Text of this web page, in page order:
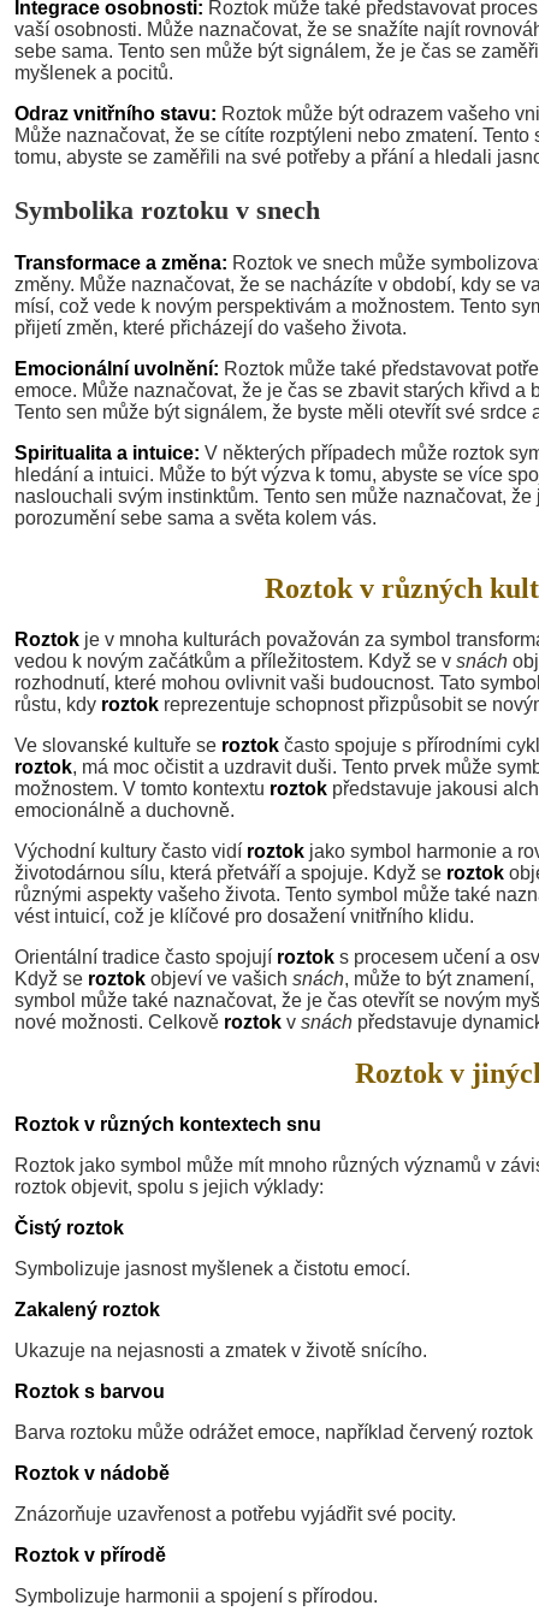
Integrace osobnosti: Roztok může také představovat
vaší osobnosti. Může naznačovat, že se snažíte najít
sebe sama. Tento sen může být signálem, že je čas se
myšlenek a pocitů.
Odraz vnitřního stavu: Roztok může být odrazem vašeho
Může naznačovat, že se cítíte rozptýleni nebo zmatení. Tento
tomu, abyste se zaměřili na své potřeby a přání a hledali
Symbolika roztoku v snech
Transformace a změna: Roztok ve snech může
změny. Může naznačovat, že se nacházíte v období, kdy se
mísí, což vede k novým perspektivám a možnostem. Tento
přijetí změn, které přicházejí do vašeho života.
Emocionální uvolnění: Roztok může také představovat
emoce. Může naznačovat, že je čas se zbavit starých křivd a
Tento sen může být signálem, že byste měli otevřít své srdce
Spiritualita a intuice: V některých případech může roztok
hledání a intuici. Může to být výzva k tomu, abyste se více
naslouchali svým instinktům. Tento sen může naznačovat,
porozumění sebe sama a světa kolem vás.
Roztok v různých
Roztok je v mnoha kulturách považován za symbol
vedou k novým začátkům a příležitostem. Když se v snách
rozhodnutí, které mohou ovlivnit vaši budoucnost. Tato
růstu, kdy roztok reprezentuje schopnost přizpůsobit se
Ve slovanské kultuře se roztok často spojuje s přírodními
roztok, má moc očistit a uzdravit duši. Tento prvek může
možnostem. V tomto kontextu roztok představuje jakousi
emocionálně a duchovně.
Východní kultury často vidí roztok jako symbol harmonie a
životodárnou sílu, která přetváří a spojuje. Když se roztok
různými aspekty vašeho života. Tento symbol může také
vést intuicí, což je klíčové pro dosažení vnitřního klidu.
Orientální tradice často spojují roztok s procesem učení a
Když se roztok objeví ve vašich snách, může to být
symbol může také naznačovat, že je čas otevřít se novým
nové možnosti. Celkově roztok v snách představuje
Roztok v
Roztok v různých kontextech snu
Roztok jako symbol může mít mnoho různých významů v
roztok objevit, spolu s jejich výklady:
Čistý roztok
Symbolizuje jasnost myšlenek a čistotu emocí.
Zakalený roztok
Ukazuje na nejasnosti a zmatek v životě snícího.
Roztok s barvou
Barva roztoku může odrážet emoce, například červený
Roztok v nádobě
Znázorňuje uzavřenost a potřebu vyjádřit své pocity.
Roztok v přírodě
Symbolizuje harmonii a spojení s přírodou.